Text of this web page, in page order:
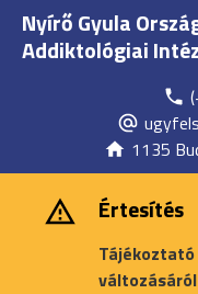
Nyírő Gyula
Addiktológiai
1135
Értesítés
változásáról